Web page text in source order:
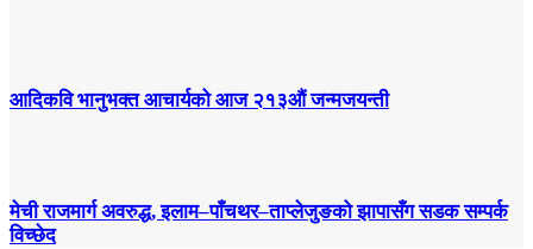
आदिकवि भानुभक्त आचार्यको आज २१३औं जन्मजयन्ती
मेची राजमार्ग अवरुद्ध, इलाम–पाँचथर–ताप्लेजुङको झापासँग सडक सम्पर्क
विच्छेद